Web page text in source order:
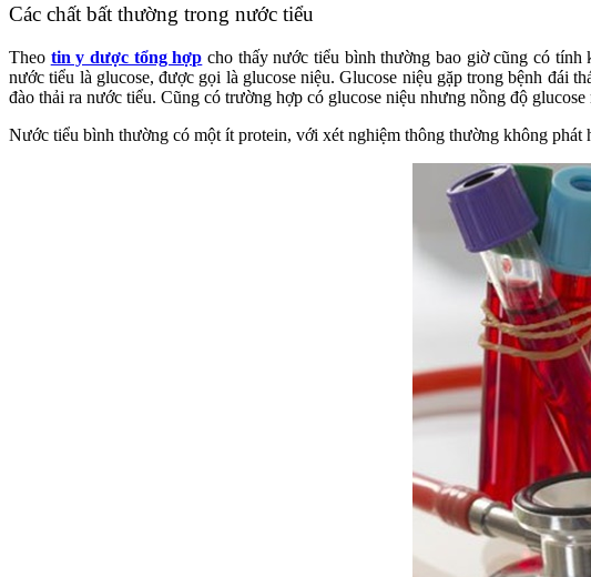
Các chất bất thường trong nước tiểu
Theo tin y dược tổng hợp cho thấy nước tiểu bình thường bao giờ cũng có tính
nước tiểu là glucose, được gọi là glucose niệu. Glucose niệu gặp trong bệnh đái
đào thải ra nước tiểu. Cũng có trường hợp có glucose niệu nhưng nồng độ
Nước tiểu bình thường có một ít protein, với xét nghiệm thông thường không